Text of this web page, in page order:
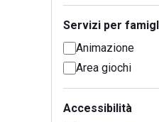
Servizi per
Animazione
Area giochi
Accessibilità